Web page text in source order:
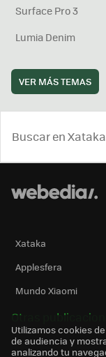
Surface Pro 3
Lumia Denim
VER MÁS TEMAS
Xataka
Applesfera
Mundo Xiaomi
Otras
Utilizamos cookies
de audiencia y
analizando tu